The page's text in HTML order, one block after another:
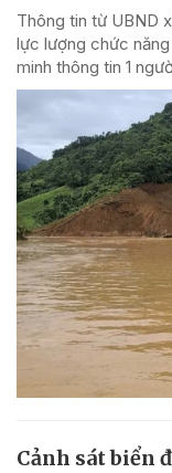
Thông tin từ UBND
lực lượng chức
minh thông tin 1
Cảnh sát biển